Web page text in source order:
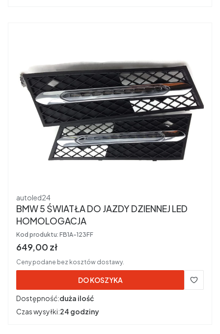
Producent
autoled24
BMW 5 ŚWIATŁA DO JAZDY DZIENNEJ LED
HOMOLOGACJA
Kod produktu: FB1A-123FF
Cena brutto
649,00 zł
Ceny podane bez kosztów dostawy.
DO KOSZYKA
Dostępność:duża ilość
Czas wysyłki:24 godziny